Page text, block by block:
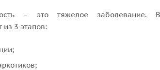
– это тяжелое
из 3 этапов: